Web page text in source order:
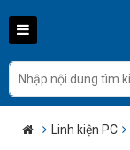
Linh kiện PC